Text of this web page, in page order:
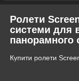
Ролети
системи для
панорамного
Купити ролети
огляду. Тканина